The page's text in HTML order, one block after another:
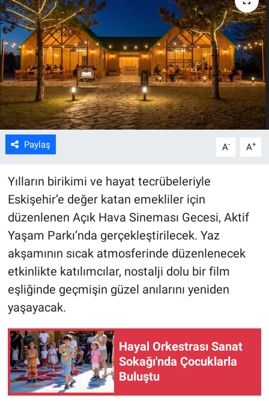
Paylaş A- A+
Yılların birikimi ve hayat tecrübeleriyle
Eskişehir’e değer katan emekliler için
düzenlenen Açık Hava Sineması Gecesi, Aktif
Yaşam Parkı’nda gerçekleştirilecek. Yaz
akşamının sıcak atmosferinde düzenlenecek
etkinlikte katılımcılar, nostalji dolu bir film
eşliğinde geçmişin güzel anılarını yeniden
yaşayacak.
Hayal Orkestrası Sanat
Sokağı'nda Çocuklarla
Buluştu